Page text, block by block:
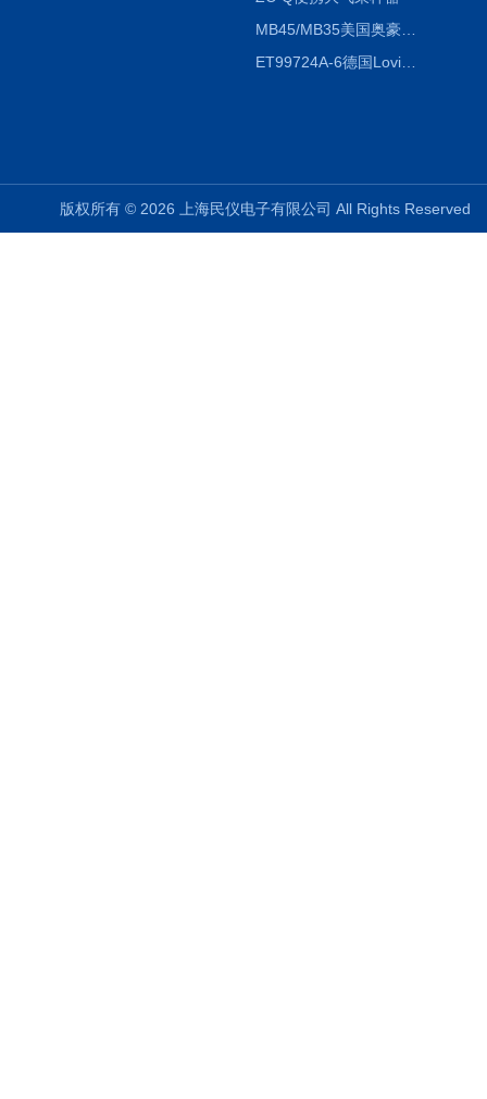
MB45/MB35美国奥豪斯OHAUS MB45/MB35卤素红外水分测定仪
ET99724A-6德国Lovibond ET99724A-6微电脑BOD测定仪
版权所有 © 2026 上海民仪电子有限公司 All Rights